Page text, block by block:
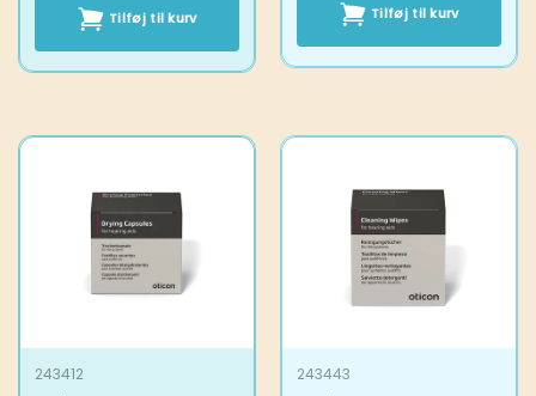
Tilføj til kurv Tilføj til kurv
243412 243443